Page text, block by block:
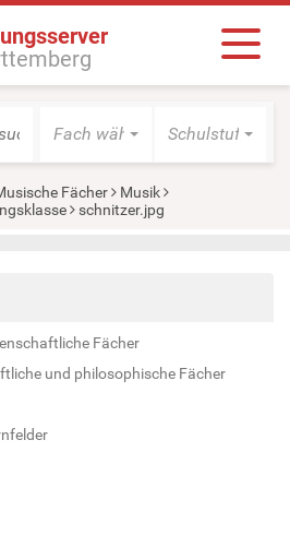
Fach wählen Schulstufe
Fächer
Musik
schnitzer.jpg
Fächer
und philosophische Fächer